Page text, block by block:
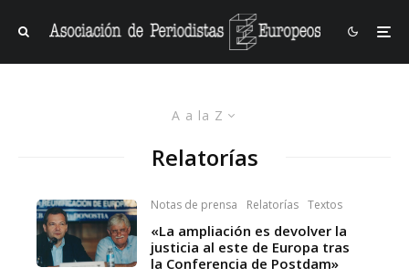
A a la Z
Relatorías
Notas de prensa Relatorías Textos
«La ampliación es devolver la
justicia al este de Europa tras
la Conferencia de Postdam»